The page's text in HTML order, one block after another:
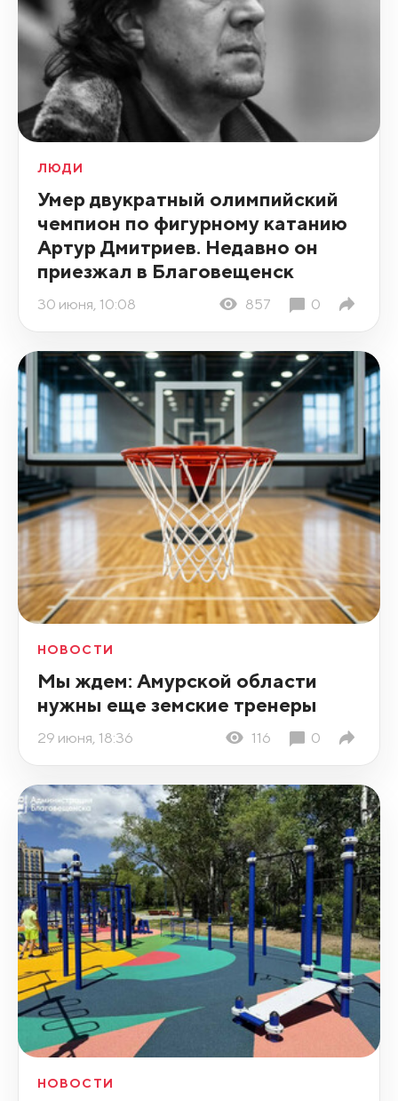
ЛЮДИ
Умер двукратный олимпийский
чемпион по фигурному катанию
Артур Дмитриев. Недавно он
приезжал в Благовещенск
30 июня, 10:08 857 0
НОВОСТИ
Мы ждем: Амурской области
нужны еще земские тренеры
29 июня, 18:36 116 0
НОВОСТИ